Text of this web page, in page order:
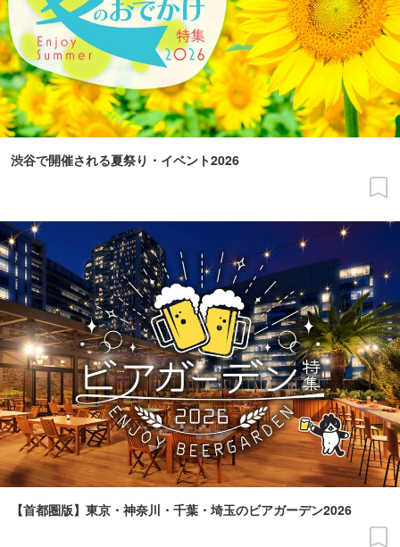
渋谷で開催される夏祭り・イベント2026
【首都圏版】東京・神奈川・千葉・埼玉のビアガーデン2026